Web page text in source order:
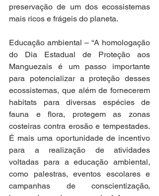
preservação de um dos ecossistemas
mais ricos e frágeis do planeta.
Educação ambiental – “A homologação
do Dia Estadual de Proteção aos
Manguezais é um passo importante
para potencializar a proteção desses
ecossistemas, que além de fornecerem
habitats para diversas espécies de
fauna e flora, protegem as zonas
costeiras contra erosão e tempestades.
É mais uma oportunidade de incentivo
para a realização de atividades
voltadas para a educação ambiental,
como palestras, eventos escolares e
campanhas de conscientização,